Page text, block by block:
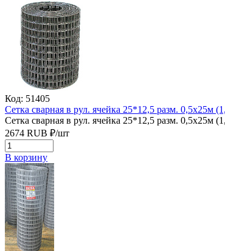
Код: 51405
Сетка сварная в рул. ячейка 25*12,5 разм. 0,5х25м
Сетка сварная в рул. ячейка 25*12,5 разм. 0,5х25м
2674 RUB ₽/шт
В корзину